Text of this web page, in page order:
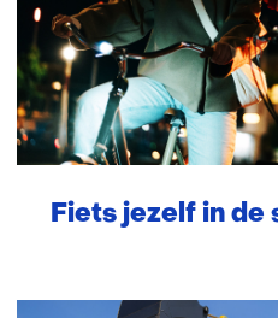
Fiets jezelf in de